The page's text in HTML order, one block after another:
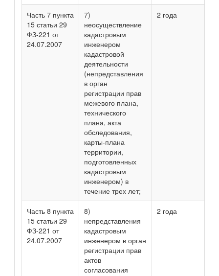
Часть 7 пункта
15 статьи 29
ФЗ-221 от
24.07.2007
7)
неосуществление
кадастровым
инженером
кадастровой
деятельности
(непредставления
в орган
регистрации прав
межевого плана,
технического
плана, акта
обследования,
карты-плана
территории,
подготовленных
кадастровым
инженером) в
течение трех лет;
2 года
Часть 8 пункта
15 статьи 29
ФЗ-221 от
24.07.2007
8)
непредставления
кадастровым
инженером в орган
регистрации прав
актов
согласования
2 года